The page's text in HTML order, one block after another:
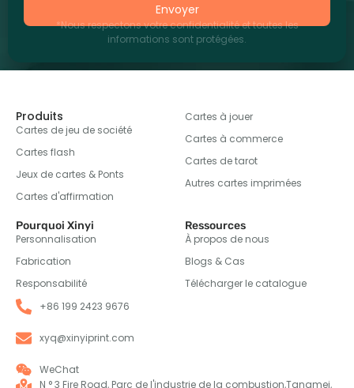
Envoyer
*Nous respectons votre confidentialité et toutes les
informations sont protégées.
Produits
Cartes de jeu de société
Cartes flash
Jeux de cartes & Ponts
Cartes d'affirmation
Cartes à jouer
Cartes à commerce
Cartes de tarot
Autres cartes imprimées
Pourquoi Xinyi
Personnalisation
Fabrication
Responsabilité
Ressources
À propos de nous
Blogs & Cas
Télécharger le catalogue
+86 199 2423 9676
xyq@xinyiprint.com
WeChat
N ° 3 Fire Road, Parc de l'industrie de la combustion,Tangmei,